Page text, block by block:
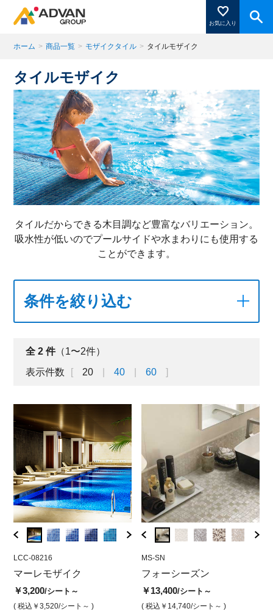
お気に入り
商品ページにある「お気に入り登録」を押すと登録した
商品がここに表示されます。
閉じる
ホーム > 商品一覧 > モザイクタイル > タイルモザイク
タイルモザイク
タイルだからできる木目調など豊富なバリエーション。
吸水性が低いのでプールサイドや水まわりにも使用する
ことができます。
条件を絞り込む
全2 件（1〜2件）
表示件数
20 40 60
LCC-08216
マーレモザイク
￥3,200/シート～
( 税込￥3,520/シート～ )
LCC-08216
マーレモザイク カリブ ア
クアインディゴ
￥3,200/シート
MS-WI
フォーシーズン ウインタ
ー
￥13,400/シート
MS-SN
フォーシーズン
￥13,400/シート～
( 税込￥14,740/シート～ )